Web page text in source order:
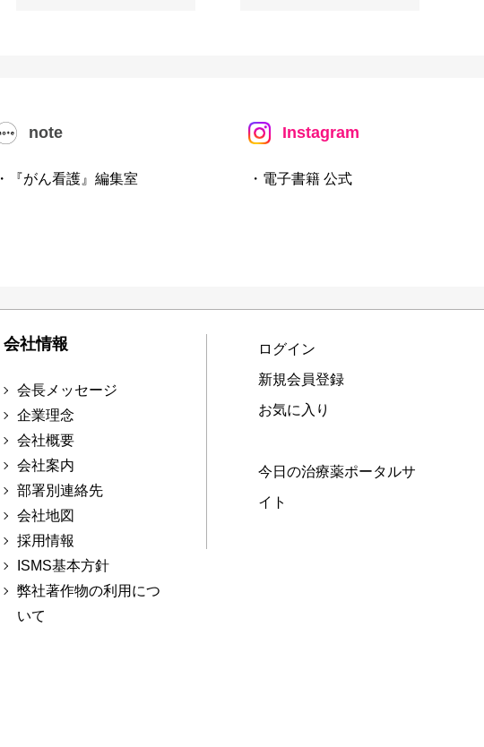
note
・『がん看護』編集室
Instagram
・電子書籍 公式
会社情報
会長メッセージ
企業理念
会社概要
会社案内
部署別連絡先
会社地図
採用情報
ISMS基本方針
弊社著作物の利用につ
いて
ログイン
新規会員登録
お気に入り
今日の治療薬ポータルサ
イト